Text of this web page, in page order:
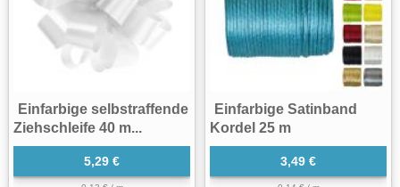
Einfarbige selbstraffende
Ziehschleife 40 m...
5,29 €
Einfarbige Satinband
Kordel 25 m
3,49 €